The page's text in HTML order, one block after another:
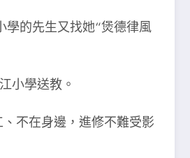
的先生又找她“煲德律風
小學送教。
不在身邊，進修不難受影